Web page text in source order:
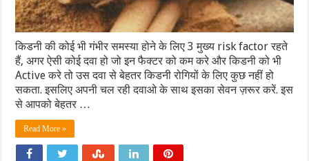
किडनी की कोई भी गंभीर समस्या होने के लिए 3 मुख्य risk factor रहते
हैं, अगर ऐसी कोई दवा हो जो इन फैक्टर को कम करे और किडनी को भी
Active करे तो उस दवा से बेहतर किडनी रोगियों के लिए कुछ नहीं हो
सकता. इसलिए अपनी चल रही दवाओ के साथ इसका सेवन ज़रूर करें. इस
से आपको बेहतर …
Read More »